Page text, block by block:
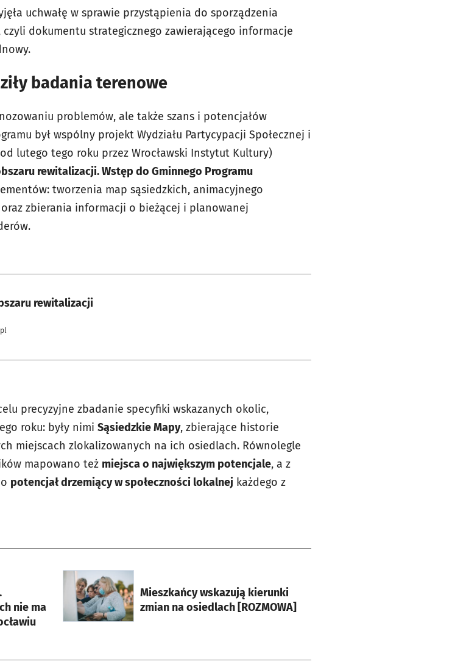
uchwałę w sprawie przystąpienia do sporządzenia
czyli dokumentu strategicznego zawierającego informacje
badania terenowe
problemów, ale także szans i potencjałów
był wspólny projekt Wydziału Partycypacji Społecznej i
lutego tego roku przez Wrocławski Instytut Kultury)
rewitalizacji. Wstęp do Gminnego Programu
tworzenia map sąsiedzkich, animacyjnego
zbierania informacji o bieżącej i planowanej
rewitalizacji
precyzyjne zbadanie specyfiki wskazanych okolic,
roku: były nimi Sąsiedzkie Mapy, zbierające historie
miejscach zlokalizowanych na ich osiedlach. Równolegle
mapowano też miejsca o największym potencjale, a z
potencjał drzemiący w społeczności lokalnej każdego z
nie ma
Mieszkańcy wskazują kierunki
zmian na osiedlach [ROZMOWA]
otworzy się w nowej karcie